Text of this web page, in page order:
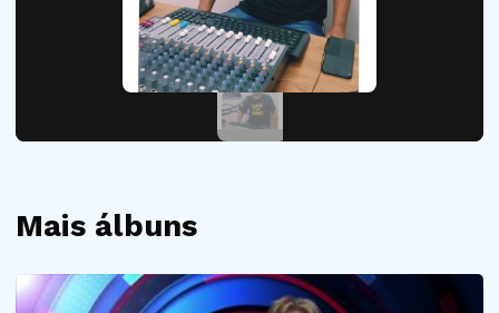
Mais álbuns